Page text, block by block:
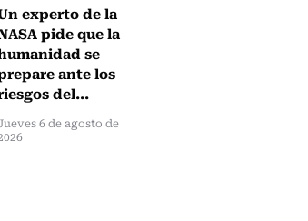
experto de la
pide que la
se
ante los
del...
6 de agosto de